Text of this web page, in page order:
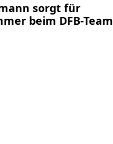
sorgt für
beim DFB-Team